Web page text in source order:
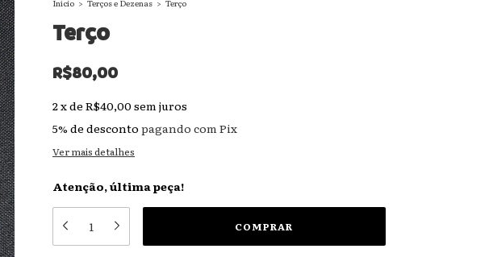
Início > Terços e Dezenas > Terço
Terço
R$80,00
2xde R$40,00 sem juros
5% de desconto pagando com Pix
Ver mais detalhes
Atenção, última peça!